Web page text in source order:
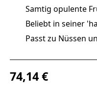
Samtig opulente
Beliebt in seiner
Passt zu Nüssen
Regulärer Preis:
74,14 €